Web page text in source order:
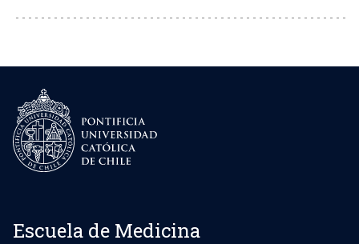
Escuela de Medicina